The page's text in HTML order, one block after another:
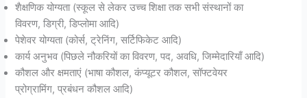
शैक्षणिक योग्यता (स्कूल से लेकर उच्च शिक्षा तक सभी संस्थानों का
विवरण, डिग्री, डिप्लोमा आदि)
पेशेवर योग्यता (कोर्स, ट्रेनिंग, सर्टिफिकेट आदि)
कार्य अनुभव (पिछले नौकरियों का विवरण, पद, अवधि, जिम्मेदारियाँ आदि)
कौशल और क्षमताएं (भाषा कौशल, कंप्यूटर कौशल, सॉफ्टवेयर
प्रोग्रामिंग, प्रबंधन कौशल आदि)